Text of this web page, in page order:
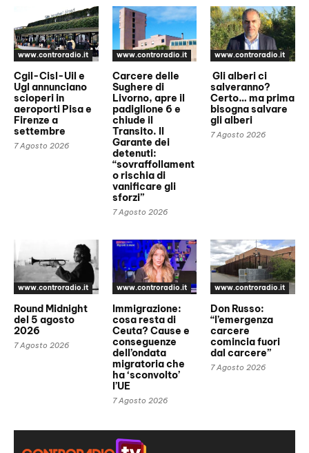
www.controradio.it
Cgil-Cisl-Uil e
Ugl annunciano
scioperi in
aeroporti Pisa e
Firenze a
settembre
7 Agosto 2026
www.controradio.it
Carcere delle
Sughere di
Livorno, apre il
padiglione 6 e
chiude il
Transito. Il
Garante dei
detenuti:
“sovraffollament
o rischia di
vanificare gli
sforzi”
7 Agosto 2026
www.controradio.it
Gli alberi ci
salveranno?
Certo… ma prima
bisogna salvare
gli alberi
7 Agosto 2026
www.controradio.it
Round Midnight
del 5 agosto
2026
7 Agosto 2026
www.controradio.it
Immigrazione:
cosa resta di
Ceuta? Cause e
conseguenze
dell’ondata
migratoria che
ha ‘sconvolto’
l’UE
7 Agosto 2026
www.controradio.it
Don Russo:
“l’emergenza
carcere
comincia fuori
dal carcere”
7 Agosto 2026